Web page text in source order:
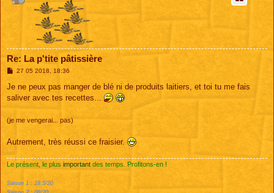
Re: La p'tite pâtissière
M
s
a
27 05 2018, 18:36
Je ne peux pas manger de blé ni de produits laitiers, et toi tu me fais
saliver avec tes recettes...
(je me vengerai... pas)
Autrement, très réussi ce fraisier.
Le présent, le plus important des temps. Profitons-en !
Saison 1 : 18.5/20